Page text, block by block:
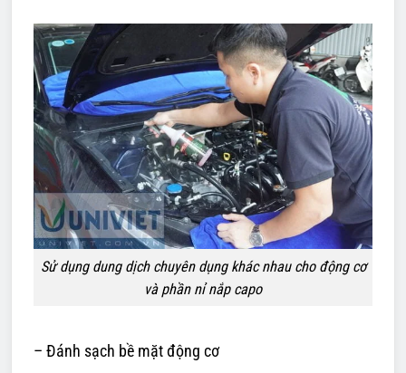
Sử dụng dung dịch chuyên dụng khác nhau cho động cơ
và phần nỉ nắp capo
– Đánh sạch bề mặt động cơ